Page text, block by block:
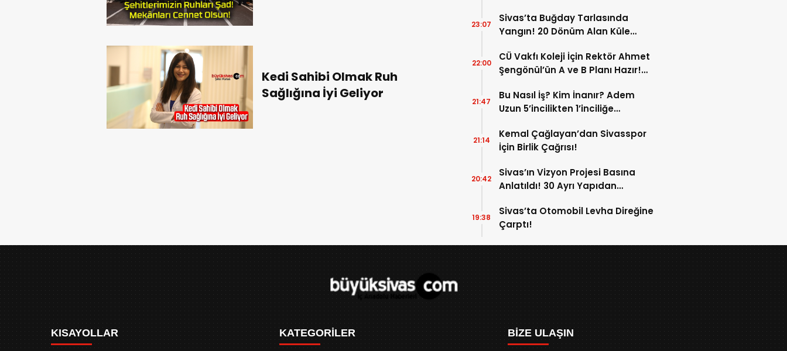
Kedi Sahibi Olmak Ruh
Sağlığına İyi Geliyor
Sivas’ta Buğday Tarlasında
Yangın! 20 Dönüm Alan Küle
23:07
CÜ Vakfı Koleji İçin Rektör Ahmet
Şengönül’ün A ve B Planı Hazır!
Çözmek!
22:00
Bu Nasıl İş? Kim İnanır? Adem
Uzun 5’incilikten 1’inciliğe
21:47
Kemal Çağlayan’dan Sivasspor
İçin Birlik Çağrısı!
21:14
Sivas’ın Vizyon Projesi Basına
Anlatıldı! 30 Ayrı Yapıdan
20:42
Sivas’ta Otomobil Levha Direğine
Çarptı!
19:38
KISAYOLLAR KATEGORİLER BİZE ULAŞIN